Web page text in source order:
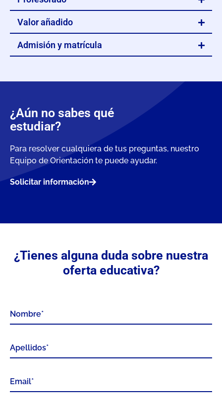
Valor añadido
Admisión y matrícula
¿Aún no sabes qué
estudiar?
Para resolver cualquiera de tus preguntas, nuestro
Equipo de Orientación te puede ayudar.
Solicitar información
¿Tienes alguna duda sobre nuestra
oferta educativa?